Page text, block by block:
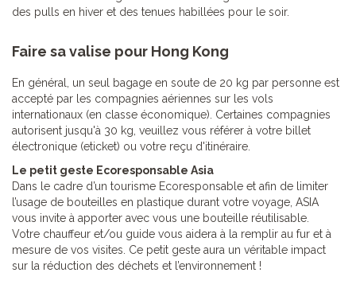
des pulls en hiver et des tenues habillées pour le soir.
Faire sa valise pour Hong Kong
En général, un seul bagage en soute de 20 kg par personne est
accepté par les compagnies aériennes sur les vols
internationaux (en classe économique). Certaines compagnies
autorisent jusqu'à 30 kg, veuillez vous référer à votre billet
électronique (eticket) ou votre reçu d'itinéraire.
Le petit geste Ecoresponsable Asia
Dans le cadre d’un tourisme Ecoresponsable et afin de limiter
l’usage de bouteilles en plastique durant votre voyage, ASIA
vous invite à apporter avec vous une bouteille réutilisable.
Votre chauffeur et/ou guide vous aidera à la remplir au fur et à
mesure de vos visites. Ce petit geste aura un véritable impact
sur la réduction des déchets et l’environnement !